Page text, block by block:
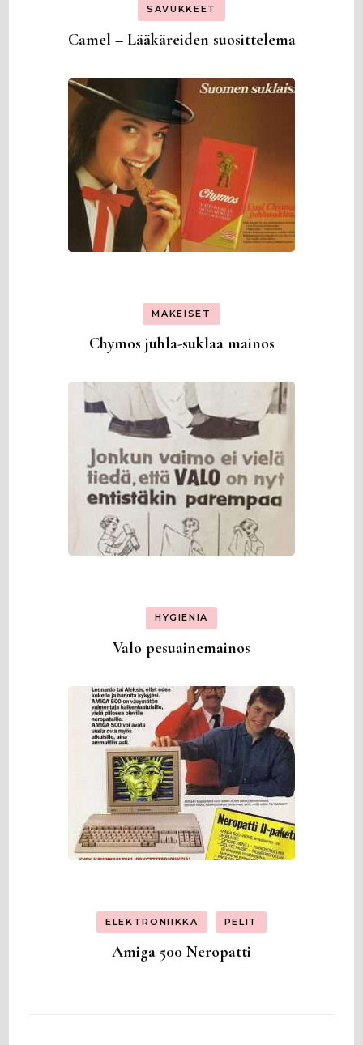
SAVUKKEET
Camel – Lääkäreiden suosittelema
MAKEISET
Chymos juhla-suklaa mainos
HYGIENIA
Valo pesuainemainos
ELEKTRONIIKKA PELIT
Amiga 500 Neropatti